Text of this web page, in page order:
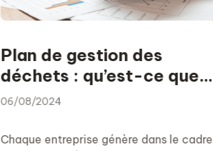
Plan de gestion des
déchets : qu’est-ce que
c’est et comment le faire ?
06/08/2024
Chaque entreprise génère dans le cadre